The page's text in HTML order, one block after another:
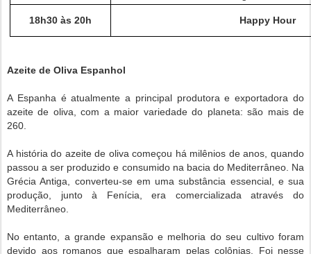
18h30 às 20h Happy Hour
Azeite de Oliva Espanhol
A Espanha é atualmente a principal produtora e exportadora do
azeite de oliva, com a maior variedade do planeta: são mais de
260.
A história do azeite de oliva começou há milênios de anos, quando
passou a ser produzido e consumido na bacia do Mediterrâneo. Na
Grécia Antiga, converteu-se em uma substância essencial, e sua
produção, junto à Fenícia, era comercializada através do
Mediterrâneo.
No entanto, a grande expansão e melhoria do seu cultivo foram
devido aos romanos que espalharam pelas colônias. Foi nesse